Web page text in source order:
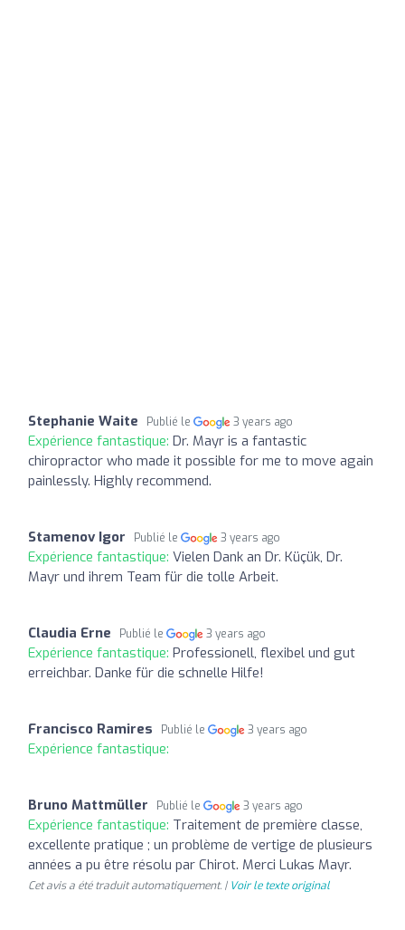
Stephanie Waite Publié le 3 years ago
Expérience fantastique: Dr. Mayr is a fantastic
chiropractor who made it possible for me to move again
painlessly. Highly recommend.
Stamenov Igor Publié le 3 years ago
Expérience fantastique: Vielen Dank an Dr. Küçük, Dr.
Mayr und ihrem Team für die tolle Arbeit.
Claudia Erne Publié le 3 years ago
Expérience fantastique: Professionell, flexibel und gut
erreichbar. Danke für die schnelle Hilfe!
Francisco Ramires Publié le 3 years ago
Expérience fantastique:
Bruno Mattmüller Publié le 3 years ago
Expérience fantastique: Traitement de première classe,
excellente pratique ; un problème de vertige de plusieurs
années a pu être résolu par Chirot. Merci Lukas Mayr.
Cet avis a été traduit automatiquement. | Voir le texte original